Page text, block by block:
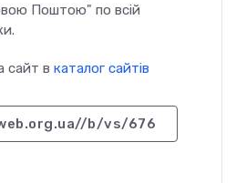
Поштою" по всій
сайт в каталог сайтів
b/vs/676